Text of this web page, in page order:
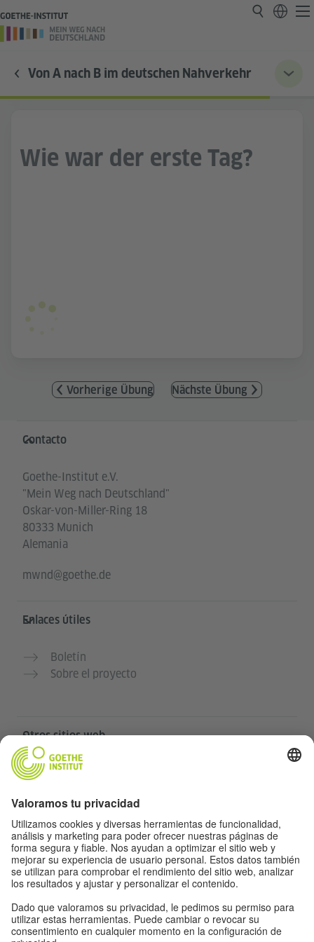
Von A nach B im deutschen Nahverkehr
Wie war der erste Tag?
Vorherige Übung Nächste Übung
Service- und Informationsbereich
Contacto
Goethe-Institut e.V.
"Mein Weg nach Deutschland"
Oskar-von-Miller-Ring 18
80333 Munich
Alemania
mwnd@goethe.de
Enlaces útiles
Boletín
Sobre el proyecto
Otros sitios web
Community „Deutsch für dich“
Cursos de alemán del Goethe-Institut
Portal para docentes “Deutschstunde”
Privacidad y accesibilidad
Protección de datos y accesibilidad
Accesibilidad